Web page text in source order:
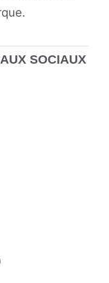
SOCIAUX